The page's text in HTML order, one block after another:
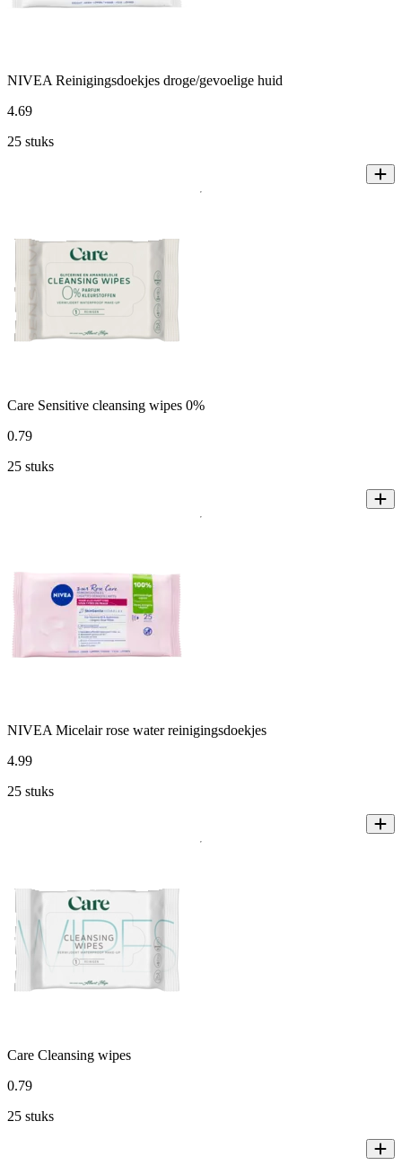
NIVEA Reinigingsdoekjes droge/gevoelige huid
4.69
25 stuks
Care Sensitive cleansing wipes 0%
0.79
25 stuks
NIVEA Micelair rose water reinigingsdoekjes
4.99
25 stuks
Care Cleansing wipes
0.79
25 stuks